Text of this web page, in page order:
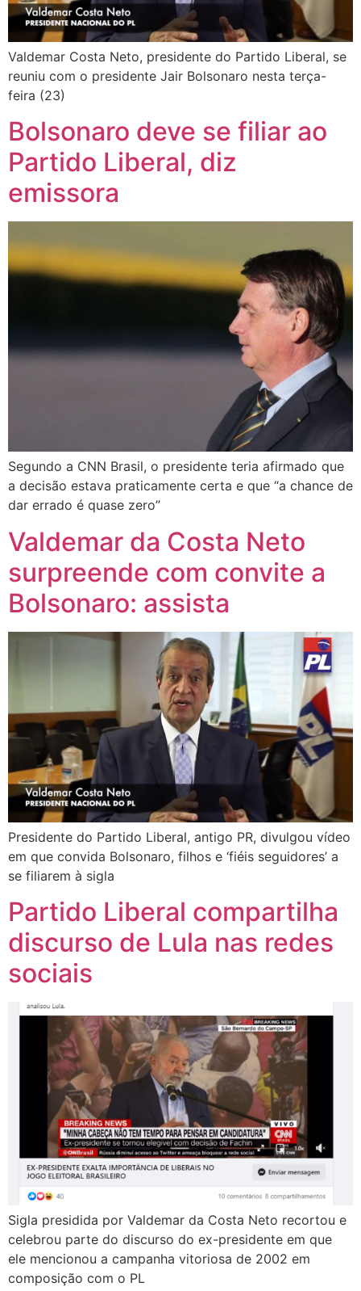
Valdemar Costa Neto, presidente do Partido Liberal, se
reuniu com o presidente Jair Bolsonaro nesta terça-
feira (23)
Bolsonaro deve se filiar ao
Partido Liberal, diz
emissora
Segundo a CNN Brasil, o presidente teria afirmado que
a decisão estava praticamente certa e que “a chance de
dar errado é quase zero”
Valdemar da Costa Neto
surpreende com convite a
Bolsonaro: assista
Presidente do Partido Liberal, antigo PR, divulgou vídeo
em que convida Bolsonaro, filhos e ‘fiéis seguidores’ a
se filiarem à sigla
Partido Liberal compartilha
discurso de Lula nas redes
sociais
Sigla presidida por Valdemar da Costa Neto recortou e
celebrou parte do discurso do ex-presidente em que
ele mencionou a campanha vitoriosa de 2002 em
composição com o PL